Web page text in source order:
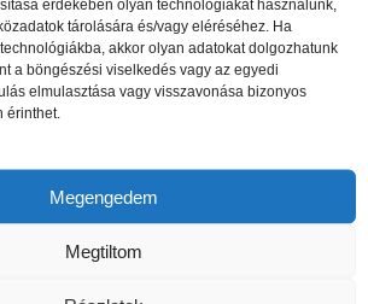
érdekében olyan technológiákat használunk,
tárolására és/vagy eléréséhez. Ha
akkor olyan adatokat dolgozhatunk
a böngészési viselkedés vagy az egyedi
elmulasztása vagy visszavonása bizonyos
érinthet.
Megengedem
Megtiltom
A csontritkulás veszélyei